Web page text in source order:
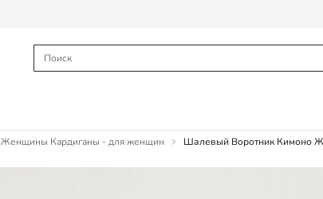
Женщины Кардиганы - для женщин Шалевый Воротник Кимоно